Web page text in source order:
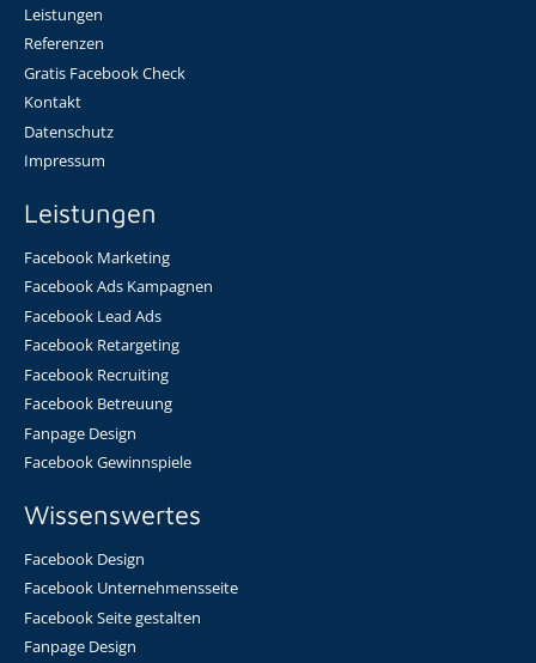
Leistungen
Referenzen
Gratis Facebook Check
Kontakt
Datenschutz
Impressum
Leistungen
Facebook Marketing
Facebook Ads Kampagnen
Facebook Lead Ads
Facebook Retargeting
Facebook Recruiting
Facebook Betreuung
Fanpage Design
Facebook Gewinnspiele
Wissenswertes
Facebook Design
Facebook Unternehmensseite
Facebook Seite gestalten
Fanpage Design